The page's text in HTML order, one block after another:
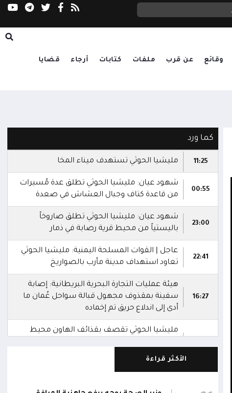
وقائع عن قرب ملفات كتابات أرجاء قضايا
كما ورد
11:25 مليشيا الحوثي تستهدف ميناء المخا
00:55
شهود عيان: مليشيا الحوثي تطلق عدة مُسيرات
من قاعدة كتاف وجبال العشاش في صعدة
23:00
شهود عيان: مليشيا الحوثي تطلق صاروخاً
باليستياً من محيط قرية رصابة في ذمار
22:41
عاجل | القوات المسلحة اليمنية: مليشيا الحوثي
تعاود استهداف مدينة مأرب بالصواريخ
16:27
هيئة عمليات التجارة البحرية البريطانية: إصابة
سفينة بمقذوف مجهول قبالة سواحل عُمان ما
أدى إلى اندلاع حريق تم إخماده
مليشيا الحوثي تقصف بقذائف الهاون محيط
قعطبة في الضالع
في الضالع
الأكثر قراءة